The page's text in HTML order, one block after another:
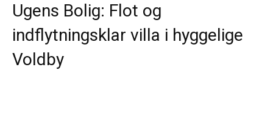
Ugens Bolig: Flot og
indflytningsklar villa i hyggelige
Voldby